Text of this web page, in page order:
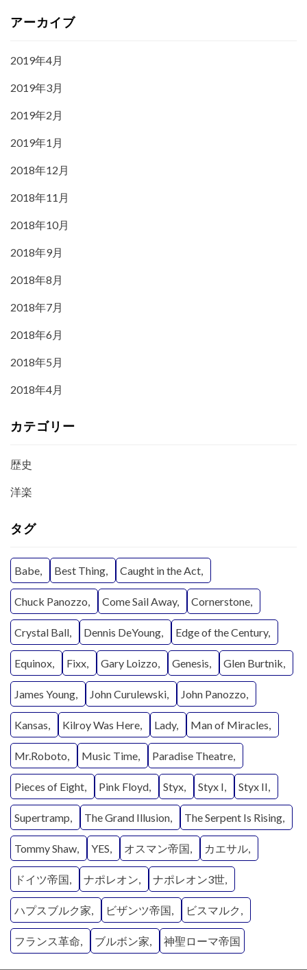
アーカイブ
2019年4月
2019年3月
2019年2月
2019年1月
2018年12月
2018年11月
2018年10月
2018年9月
2018年8月
2018年7月
2018年6月
2018年5月
2018年4月
カテゴリー
歴史
洋楽
タグ
Babe Best Thing Caught in the Act
Chuck Panozzo Come Sail Away Cornerstone
Crystal Ball Dennis DeYoung Edge of the Century
Equinox Fixx Gary Loizzo Genesis Glen Burtnik
James Young John Curulewski John Panozzo
Kansas Kilroy Was Here Lady Man of Miracles
Mr.Roboto Music Time Paradise Theatre
Pieces of Eight Pink Floyd Styx Styx I Styx II
Supertramp The Grand Illusion The Serpent Is Rising
Tommy Shaw YES オスマン帝国 カエサル
ドイツ帝国 ナポレオン ナポレオン3世
ハプスブルク家 ビザンツ帝国 ビスマルク
フランス革命 ブルボン家 神聖ローマ帝国